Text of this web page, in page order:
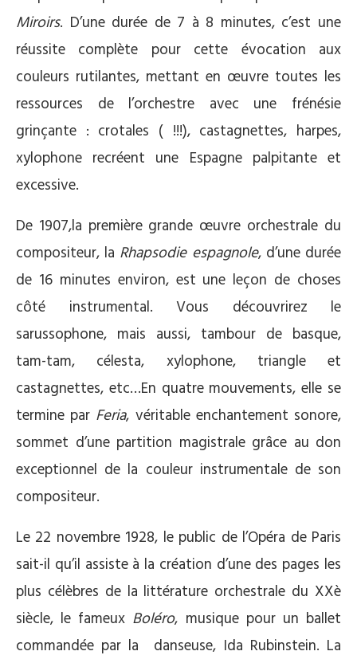
Miroirs. D’une durée de 7 à 8 minutes, c’est une
réussite complète pour cette évocation aux
couleurs rutilantes, mettant en œuvre toutes les
ressources de l’orchestre avec une frénésie
grinçante : crotales ( !!!), castagnettes, harpes,
xylophone recréent une Espagne palpitante et
excessive.
De 1907,la première grande œuvre orchestrale du
compositeur, la Rhapsodie espagnole, d’une durée
de 16 minutes environ, est une leçon de choses
côté instrumental. Vous découvrirez le
sarussophone, mais aussi, tambour de basque,
tam-tam, célesta, xylophone, triangle et
castagnettes, etc…En quatre mouvements, elle se
termine par Feria, véritable enchantement sonore,
sommet d’une partition magistrale grâce au don
exceptionnel de la couleur instrumentale de son
compositeur.
Le 22 novembre 1928, le public de l’Opéra de Paris
sait-il qu’il assiste à la création d’une des pages les
plus célèbres de la littérature orchestrale du XXè
siècle, le fameux Boléro, musique pour un ballet
commandée par la danseuse, Ida Rubinstein. La